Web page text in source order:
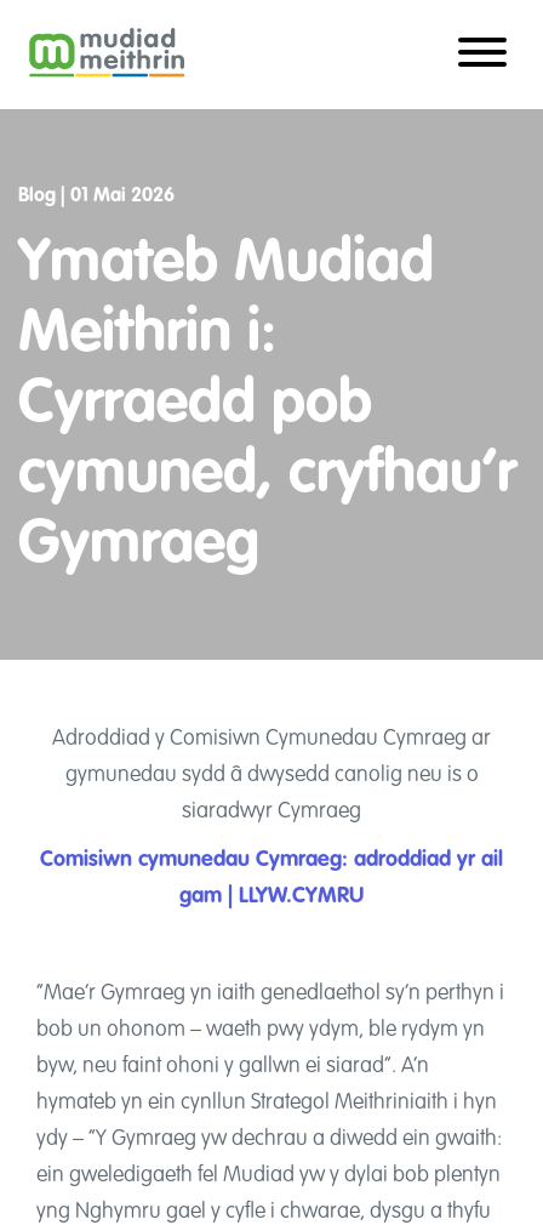
Mwy o fanylion
I Gylchoedd
Cefnogaeth i'n haelodau
I Gefnogwyr
Gwybodaeth, cefnogi a chysylltu
Dysgu a Datblygu
Hyfforddiant, Adnoddau a Gwybodaeth
English
Digwyddiadau
Podlediadau
Cysylltu
Blog | 01 Mai 2026
Ymateb Mudiad
Meithrin i:
Cyrraedd pob
cymuned, cryfhau’r
Gymraeg
Adroddiad y Comisiwn Cymunedau Cymraeg ar
gymunedau sydd â dwysedd canolig neu is o
siaradwyr Cymraeg
Comisiwn cymunedau Cymraeg: adroddiad yr ail
gam | LLYW.CYMRU
“Mae’r Gymraeg yn iaith genedlaethol sy’n perthyn i
bob un ohonom – waeth pwy ydym, ble rydym yn
byw, neu faint ohoni y gallwn ei siarad”. A’n
hymateb yn ein cynllun Strategol Meithriniaith i hyn
ydy – “Y Gymraeg yw dechrau a diwedd ein gwaith:
ein gweledigaeth fel Mudiad yw y dylai bob plentyn
yng Nghymru gael y cyfle i chwarae, dysgu a thyfu